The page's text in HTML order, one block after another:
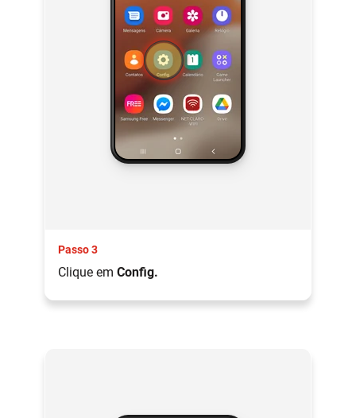
Passo 3
Clique em Config.